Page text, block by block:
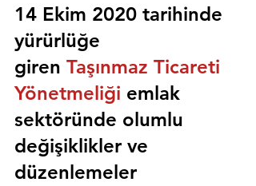
14 Ekim 2020 tarihinde
yürürlüğe
giren Taşınmaz Ticareti
Yönetmeliği emlak
sektöründe olumlu
değişiklikler ve
düzenlemeler